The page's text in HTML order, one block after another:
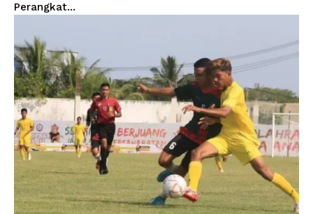
Perangkat...